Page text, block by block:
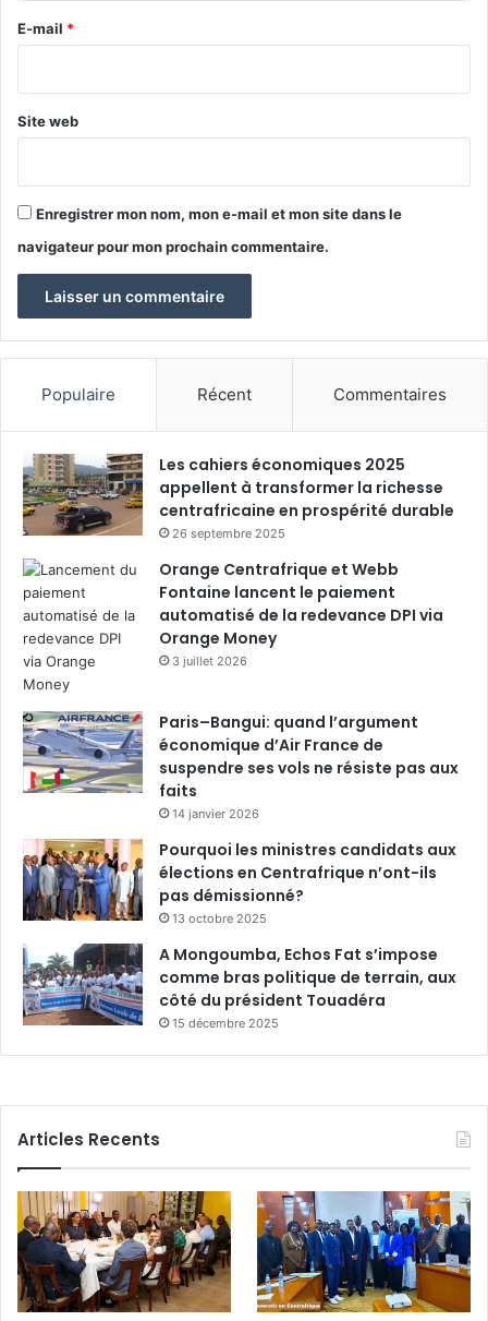
e
E-mail *
Site web
Enregistrer mon nom, mon e-mail et mon site dans le
navigateur pour mon prochain commentaire.
Populaire Récent Commentaires
Les cahiers économiques 2025
appellent à transformer la richesse
centrafricaine en prospérité durable
26 septembre 2025
Orange Centrafrique et Webb
Fontaine lancent le paiement
automatisé de la redevance DPI via
Orange Money
3 juillet 2026
Paris–Bangui: quand l’argument
économique d’Air France de
suspendre ses vols ne résiste pas aux
faits
14 janvier 2026
Pourquoi les ministres candidats aux
élections en Centrafrique n’ont-ils
pas démissionné?
13 octobre 2025
A Mongoumba, Echos Fat s’impose
comme bras politique de terrain, aux
côté du président Touadéra
15 décembre 2025
Articles Recents